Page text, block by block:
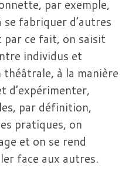
par exemple,
se fabriquer d’autres
par ce fait, on saisit
individus et
à la manière
d’expérimenter,
par définition,
pratiques, on
et on se rend
face aux autres.